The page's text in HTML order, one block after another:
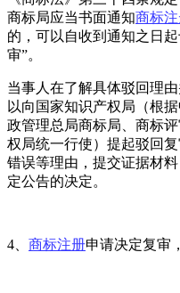
商标局应当书面通知商标
的，可以自收到通知之日
审”。
当事人在了解具体驳回理
以向国家知识产权局（根
政管理总局商标局、商标
权局统一行使）提起驳回
错误等理由，提交证据材
定公告的决定。
4、 商标注册申请决定复审